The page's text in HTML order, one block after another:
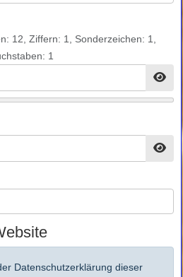
12, Ziffern: 1, Sonderzeichen: 1,
1
Datenschutzerklärung dieser